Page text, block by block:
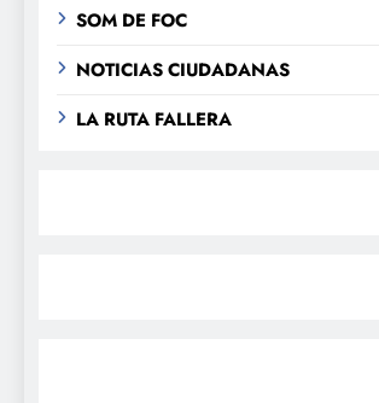
SOM DE FOC
NOTICIAS CIUDADANAS
LA RUTA FALLERA